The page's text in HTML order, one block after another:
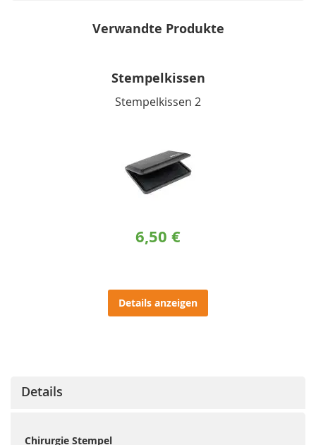
Verwandte Produkte
Stempelkissen
Stempelkissen 2
6,50 €
Details anzeigen
Details
Chirurgie Stempel